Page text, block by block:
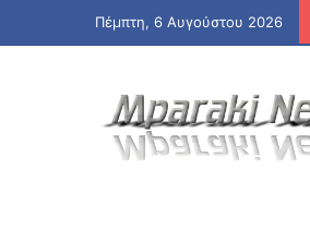
Πέμπτη, 6 Αυγούστου 2026